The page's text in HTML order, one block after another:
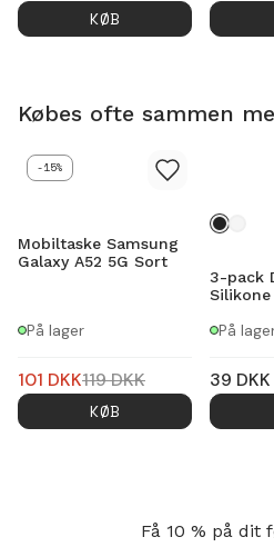
KØB
Købes ofte sammen
-15%
Mobiltaske Samsung
Galaxy A52 5G Sort
På lager
101 DKK119DKK
KØB
3-pack
Silikone
På
39 DKK
Få 10 % på dit